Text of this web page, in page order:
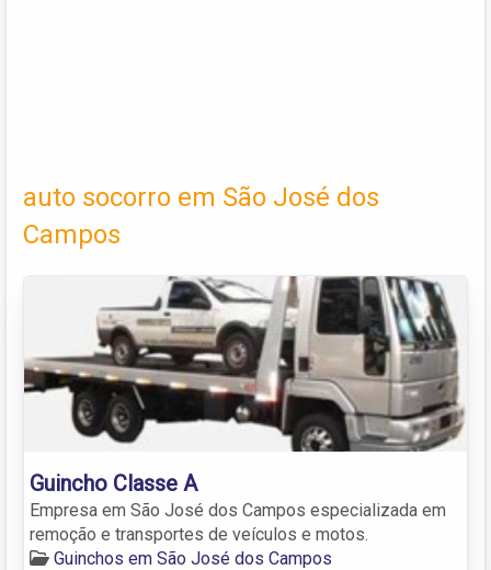
auto socorro em São José dos
Campos
Guincho Classe A
Empresa em São José dos Campos especializada em
remoção e transportes de veículos e motos.
Guinchos em São José dos Campos